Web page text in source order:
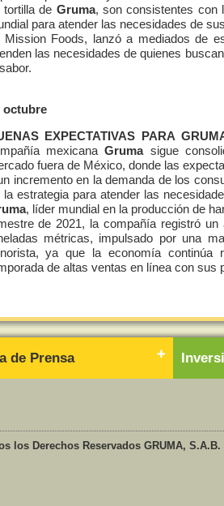
tortilla de Gruma, son consistentes con
para atender las necesidades de
Mission Foods, lanzó a mediados de
las necesidades de quienes
octubre
EXPECTATIVAS PARA
mexicanaGruma sigue
fuera de México, donde las
incremento en la demanda de los
la estrategia para atender las
, líder mundial en la producción de
de 2021, la compañía registró
métricas, impulsado por una
ya que la economía continúa
de altas ventas en línea con sus
de Prensa
los Derechos Reservados GRUMA, S.A.B.